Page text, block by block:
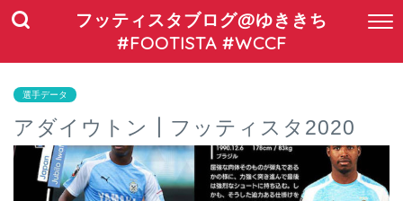
フッティスタブログ@ゆききち
#FOOTISTA #WCCF
選手データ
アダイウトン┃フッティスタ2020